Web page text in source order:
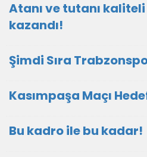
Atanı ve tutanı
kazandı!
Şimdi Sıra
Kasımpaşa Maçı
Bu kadro ile bu kadar!